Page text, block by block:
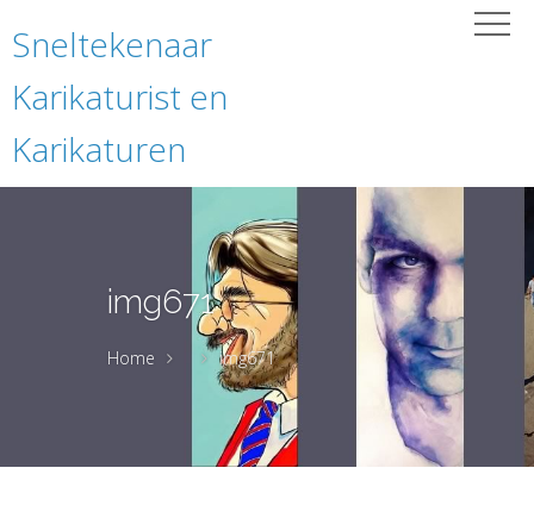
Sneltekenaar
Karikaturist en
Karikaturen
img671
Home img671